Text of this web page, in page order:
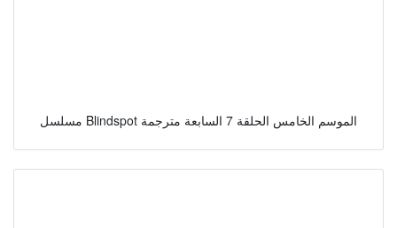
مسلسل Blindspot الموسم الخامس الحلقة 7 السابعة مترجمة